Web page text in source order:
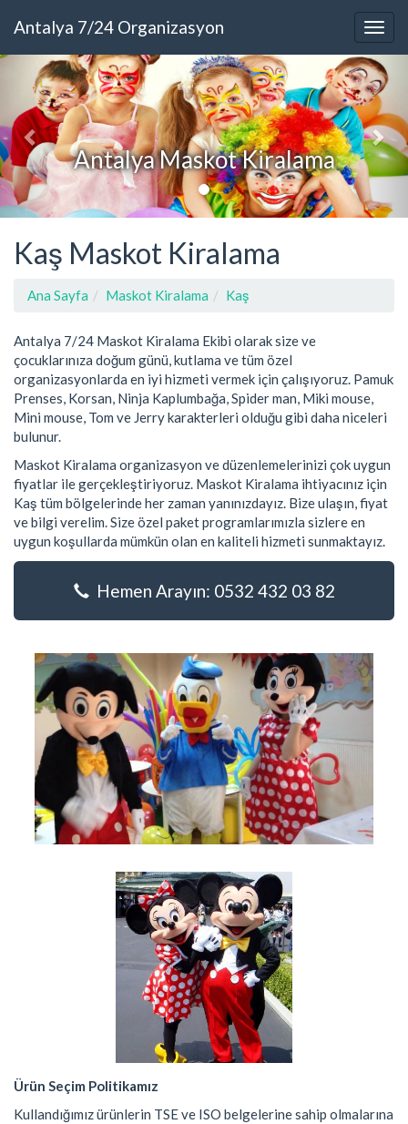
Antalya 7/24 Organizasyon
Antalya Maskot Kiralama
Kaş Maskot Kiralama
Ana Sayfa Maskot Kiralama Kaş
Antalya 7/24 Maskot Kiralama Ekibi olarak size ve
çocuklarınıza doğum günü, kutlama ve tüm özel
organizasyonlarda en iyi hizmeti vermek için çalışıyoruz. Pamuk
Prenses, Korsan, Ninja Kaplumbağa, Spider man, Miki mouse,
Mini mouse, Tom ve Jerry karakterleri olduğu gibi daha niceleri
bulunur.
Maskot Kiralama organizasyon ve düzenlemelerinizi çok uygun
fiyatlar ile gerçekleştiriyoruz. Maskot Kiralama ihtiyacınız için
Kaş tüm bölgelerinde her zaman yanınızdayız. Bize ulaşın, fiyat
ve bilgi verelim. Size özel paket programlarımızla sizlere en
uygun koşullarda mümkün olan en kaliteli hizmeti sunmaktayız.
Hemen Arayın: 0532 432 03 82
Ürün Seçim Politikamız
Kullandığımız ürünlerin TSE ve ISO belgelerine sahip olmalarına